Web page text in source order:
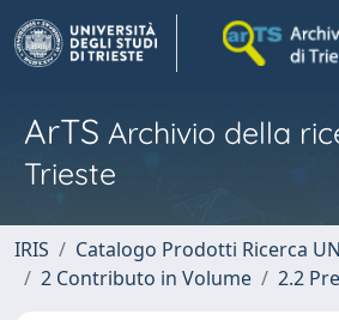
ArTS Archivio della
Trieste
IRIS
Catalogo Prodotti Ricerca
2 Contributo in Volume
2.2